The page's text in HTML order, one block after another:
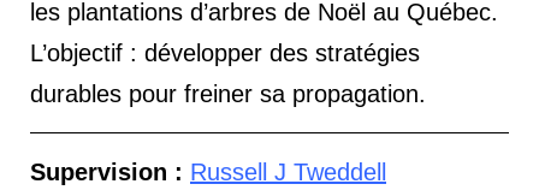
les plantations d’arbres de Noël au Québec.
L’objectif : développer des stratégies
durables pour freiner sa propagation.
Supervision : Russell J Tweddell